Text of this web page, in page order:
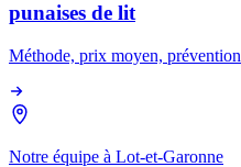
punaises de lit
Méthode, prix moyen, prévention
Notre équipe à Lot-et-Garonne